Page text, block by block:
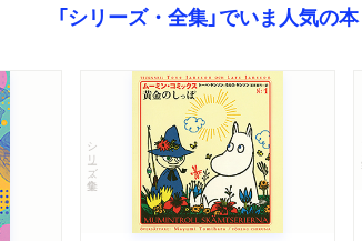
「シリーズ・全集」でいま人気の本
シリーズ・全集